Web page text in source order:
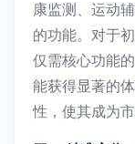
康监测、运动
的功能。对于
仅需核心功能
能获得显著的
性，使其成为